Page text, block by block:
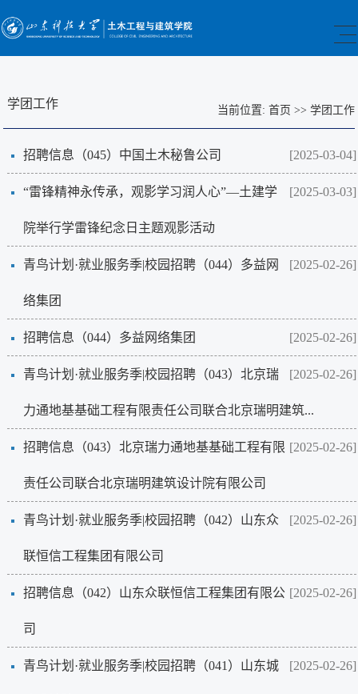
学团工作 当前位置: 首页 >> 学团工作
[2025-03-04]
招聘信息（045）中国土木秘鲁公司
[2025-03-03]
“雷锋精神永传承，观影学习润人心”—土建学
院举行学雷锋纪念日主题观影活动
[2025-02-26]
青鸟计划·就业服务季|校园招聘（044）多益网
络集团
[2025-02-26]
招聘信息（044）多益网络集团
[2025-02-26]
青鸟计划·就业服务季|校园招聘（043）北京瑞
力通地基基础工程有限责任公司联合北京瑞明建筑...
[2025-02-26]
招聘信息（043）北京瑞力通地基基础工程有限
责任公司联合北京瑞明建筑设计院有限公司
[2025-02-26]
青鸟计划·就业服务季|校园招聘（042）山东众
联恒信工程集团有限公司
[2025-02-26]
招聘信息（042）山东众联恒信工程集团有限公
司
[2025-02-26]
青鸟计划·就业服务季|校园招聘（041）山东城